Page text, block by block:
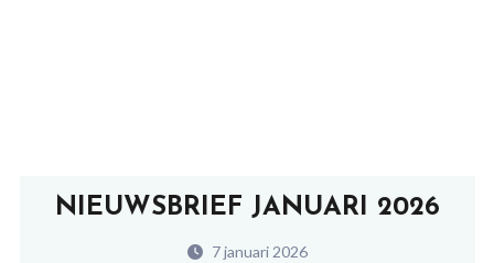
NIEUWSBRIEF JANUARI 2026
7 januari 2026